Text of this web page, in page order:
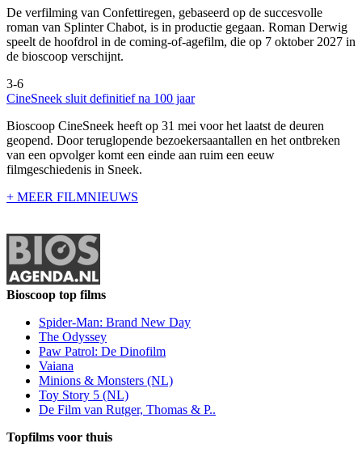
De verfilming van Confettiregen, gebaseerd op de succesvolle
roman van Splinter Chabot, is in productie gegaan. Roman Derwig
speelt de hoofdrol in de coming-of-agefilm, die op 7 oktober 2027 in
de bioscoop verschijnt.
3-6
CineSneek sluit definitief na 100 jaar
Bioscoop CineSneek heeft op 31 mei voor het laatst de deuren
geopend. Door teruglopende bezoekersaantallen en het ontbreken
van een opvolger komt een einde aan ruim een eeuw
filmgeschiedenis in Sneek.
+ MEER FILMNIEUWS
Bioscoop top films
Spider-Man: Brand New Day
The Odyssey
Paw Patrol: De Dinofilm
Vaiana
Minions & Monsters (NL)
Toy Story 5 (NL)
De Film van Rutger, Thomas & P..
Topfilms voor thuis